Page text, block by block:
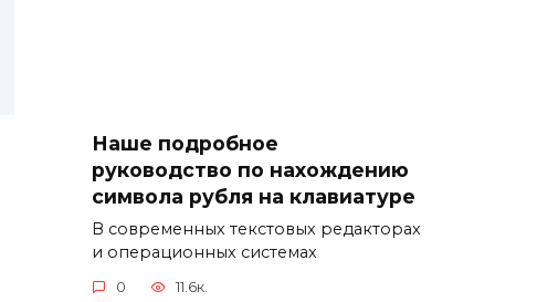
Наше подробное
руководство по нахождению
символа рубля на клавиатуре
В современных текстовых редакторах
и операционных системах
0 11.6к.